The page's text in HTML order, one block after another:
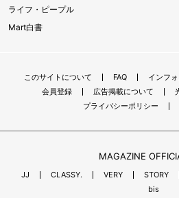
ライフ・ピープル
Mart白書
このサイトについて FAQ インフ
会員登録
広告掲載について
プライバシーポリシー
MAGAZINE
JJ CLASSY. VERY STORY
bis